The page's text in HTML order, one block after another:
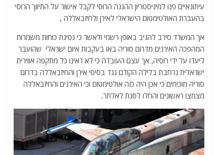
עיתונאיים פנו למיניסטריון ההגנה הרוסי לקבל אישור על התיווך הרוסי
בהעברת האולטימטום הישראלי לאירן ולחיזבאללה ,
אך המשרד סירב להגיב באופן רשמי ולאשר כי נסיגת כוחות משמרות
המהפכה האירנים מדרום סוריה באו בעקבות איום ישראלי שהועבר
ליעדו על ידי רוסיה, אך עצם העובדה כי לא ראינו כל מתקפה אווירית
ישראלית נרחבת בלילה הקודם נגד בסיסי אירן והחיזבאללה בדרום
סוריה מוכיחים כי אכן היה כזה אולטימטום וכי האירנים והחיזבאללה
מצמצו ראשונים והחלו לסגת לאלתר.